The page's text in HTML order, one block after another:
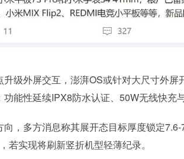
级外屏交互，澎湃OS或针对大尺寸外
能性延续IPX8防水认证、50W无线快充
，多方消息称其展开态目标厚度锁定
若实现将刷新竖折机型轻薄纪录。